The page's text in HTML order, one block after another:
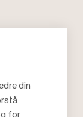
din
for